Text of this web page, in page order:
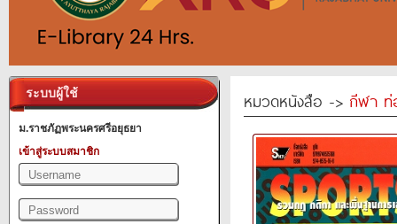
ระบบผู้ใช้
ม.ราชภัฏพระนครศรีอยุธยา
เข้าสู่ระบบสมาชิก
หมวดหนังสือ -> กีฬา ท่